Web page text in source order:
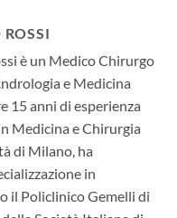
è un Medico Chirurgo
e Medicina
15 anni di esperienza
Medicina e Chirurgia
di Milano, ha
in
il Policlinico Gemelli di